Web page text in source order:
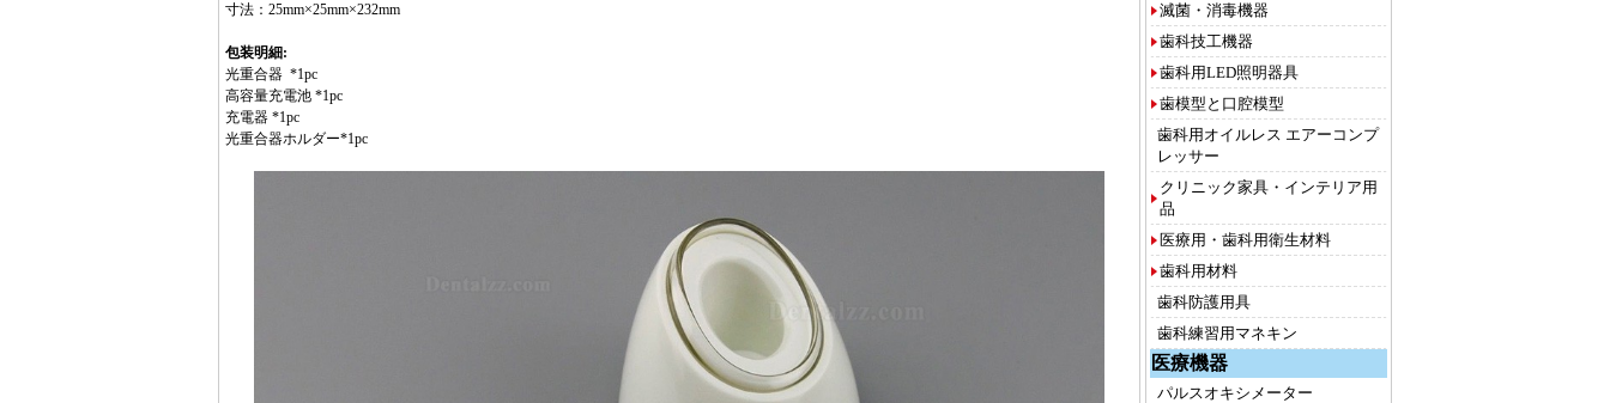
滅菌・消毒機器
歯科技工機器
歯科用LED照明器具
歯模型と口腔模型
歯科用オイルレス エアーコンプ
レッサー
クリニック家具・インテリア用
品
医療用・歯科用衛生材料
歯科用材料
歯科防護用具
歯科練習用マネキン
医療機器
パルスオキシメーター
寸法：25mm×25mm×232mm
包装明細:
光重合器 *1pc
高容量充電池 *1pc
充電器 *1pc
光重合器ホルダー*1pc